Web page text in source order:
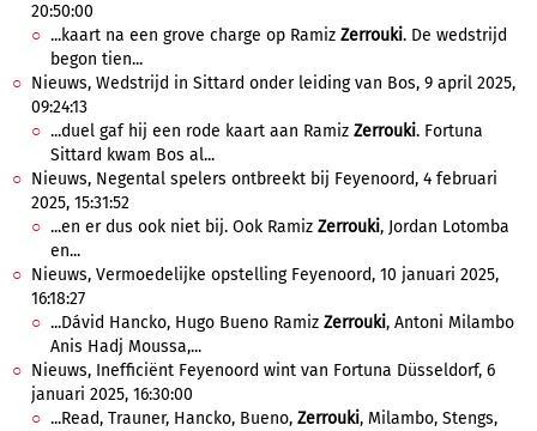
20:50:00
...kaart na een grove charge op Ramiz Zerrouki. De wedstrijd
begon tien...
Nieuws, Wedstrijd in Sittard onder leiding van Bos, 9 april 2025,
09:24:13
...duel gaf hij een rode kaart aan Ramiz Zerrouki. Fortuna
Sittard kwam Bos al...
Nieuws, Negental spelers ontbreekt bij Feyenoord, 4 februari
2025, 15:31:52
...en er dus ook niet bij. Ook Ramiz Zerrouki, Jordan Lotomba
en...
Nieuws, Vermoedelijke opstelling Feyenoord, 10 januari 2025,
16:18:27
...Dávid Hancko, Hugo Bueno Ramiz Zerrouki, Antoni Milambo
Anis Hadj Moussa,...
Nieuws, Inefficiënt Feyenoord wint van Fortuna Düsseldorf, 6
januari 2025, 16:30:00
...Read, Trauner, Hancko, Bueno, Zerrouki, Milambo, Stengs,